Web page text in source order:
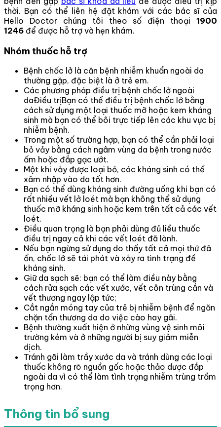
thời. Bạn có thể liên hệ đặt khám với các bác sĩ của
Hello Doctor chúng tôi theo số điện thoại 1900
1246 để được hỗ trợ và hẹn khám.
Nhóm thuốc hỗ trợ
Bệnh chốc lở là căn bệnh nhiễm khuẩn ngoài da
thường gặp, đặc biệt là ở trẻ em.
Các phương pháp điều trị bệnh chốc lở ngoài
daĐiều trịBạn có thể điều trị bệnh chốc lở bằng
cách sử dụng một loại thuốc mỡ hoặc kem kháng
sinh mà bạn có thể bôi trực tiếp lên các khu vực bị
nhiễm bệnh.
Trong một số trường hợp, bạn có thể cần phải loại
bỏ vảy bằng cách ngâm vùng da bệnh trong nước
ấm hoặc đắp gạc ướt.
Một khi vảy được loại bỏ, các kháng sinh có thể
xâm nhập vào da tốt hơn.
Bạn có thể dùng kháng sinh đường uống khi bạn có
rất nhiều vết lở loét mà bạn không thể sử dụng
thuốc mỡ kháng sinh hoặc kem trên tất cả các vết
loét.
Điều quan trọng là bạn phải dùng đủ liều thuốc
điều trị ngay cả khi các vết loét đã lành.
Nếu bạn ngừng sử dụng do thấy tất cả mọi thứ đã
ổn, chốc lở sẽ tái phát và xảy ra tình trạng đề
kháng sinh.
Giữ da sạch sẽ: bạn có thể làm điều này bằng
cách rửa sạch các vết xước, vết côn trùng cắn và
vết thương ngay lập tức;
Cắt ngắn móng tay của trẻ bị nhiễm bệnh để ngăn
chặn tổn thương da do việc cào hay gãi.
Bệnh thường xuất hiện ở những vùng vệ sinh môi
trường kém và ở những người bị suy giảm miễn
dịch.
Tránh gãi làm trầy xước da và tránh dùng các loại
thuốc không rõ nguồn gốc hoặc thảo dược đắp
ngoài da vì có thể làm tình trạng nhiễm trùng trầm
trọng hơn.
Thông tin bổ sung